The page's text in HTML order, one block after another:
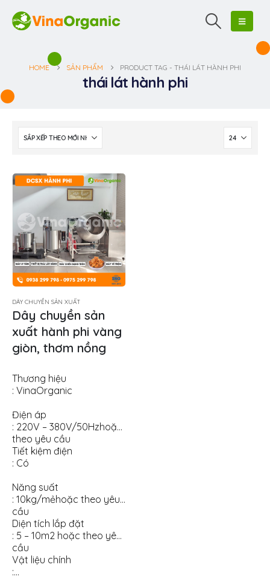
HOME SẢN PHẨM PRODUCT TAG - THÁI LÁT HÀNH PHI
thái lát hành phi
DÂY CHUYỀN SẢN XUẤT
Dây chuyền sản
xuất hành phi vàng
giòn, thơm nồng
Thương hiệu
: VinaOrganic
Điện áp
: 220V – 380V/50Hzhoặc
theo yêu cầu
Tiết kiệm điện
: Có
Năng suất
: 10kg/mẻhoặc theo yêu
cầu
Diện tích lắp đặt
: 5 – 10m2 hoặc theo yêu
cầu
Vật liệu chính
:…